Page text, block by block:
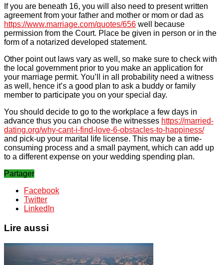
If you are beneath 16, you will also need to present written
agreement from your father and mother or mom or dad as
https://www.marriage.com/quotes/656 well because
permission from the Court. Place be given in person or in the
form of a notarized developed statement.
Other point out laws vary as well, so make sure to check with
the local government prior to you make an application for
your marriage permit. You’ll in all probability need a witness
as well, hence it’s a good plan to ask a buddy or family
member to participate you on your special day.
You should decide to go to the workplace a few days in
advance thus you can choose the witnesses https://married-
dating.org/why-cant-i-find-love-6-obstacles-to-happiness/
and pick-up your marital life license. This may be a time-
consuming process and a small payment, which can add up
to a different expense on your wedding spending plan.
Partager
Facebook
Twitter
LinkedIn
Lire aussi